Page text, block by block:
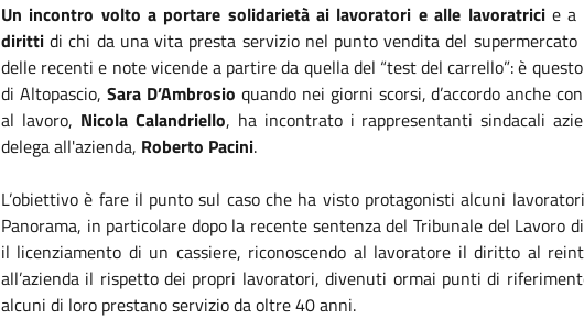
Un incontro volto a portare solidarietà ai lavoratori e alle lavoratricie a
dirittidi chi da una vita presta servizio nel punto vendita del supermercato
delle recenti e note vicende a partire da quella del “test del carrello”: è
di Altopascio, Sara D’Ambrosio quando nei giorni scorsi, d’accordo anche
al lavoro, Nicola Calandriello, ha incontrato i rappresentanti sindacali
delega all'azienda, Roberto Pacini.
L’obiettivo è fare il punto sul caso che ha visto protagonisti alcuni
Panorama, in particolare dopo la recente sentenza del Tribunale del Lavoro
il licenziamento di un cassiere, riconoscendo al lavoratore il diritto al
all’azienda il rispetto dei propri lavoratori, divenuti ormai punti di
alcuni di loro prestano servizio da oltre 40 anni.